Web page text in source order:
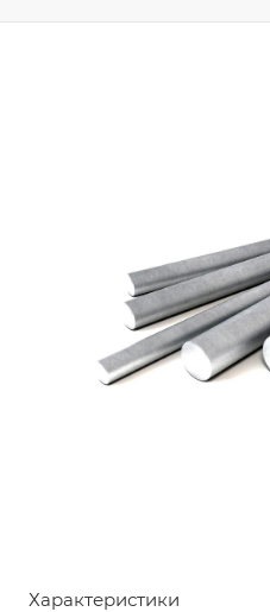
Характеристики